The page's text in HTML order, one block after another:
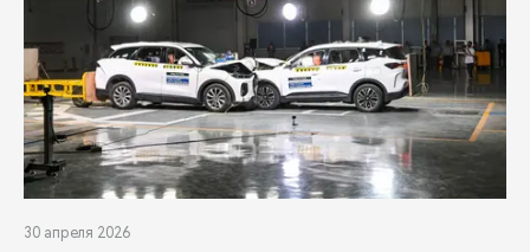
30 апреля 2026